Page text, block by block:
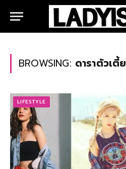
BROWSING: ดาราตัวเตี้ย
LIFESTYLE